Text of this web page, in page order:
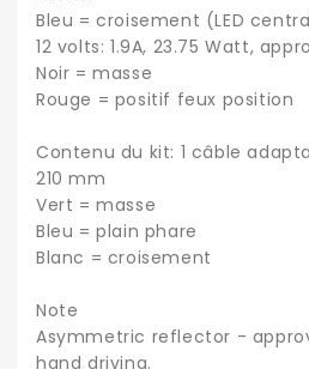
Bleu = croisement (LED
12 volts: 1.9A, 23.75 Watt,
Noir = masse
Rouge = positif feux position
Contenu du kit: 1 câble
210 mm
Vert = masse
Bleu = plain phare
Blanc = croisement
Note
Asymmetric reflector -
hand driving.